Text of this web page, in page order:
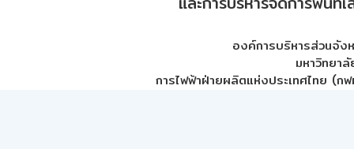
องค์การบริหารส่วนจัง
มหาวิทยา
การไฟฟ้าฝ่ายผลิตแห่งประเทศไทย (กฟ